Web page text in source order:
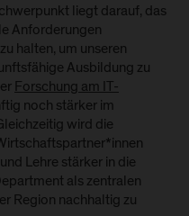
liegt darauf, das
Anforderungen
halten, um unseren
Ausbildung zu
Forschung am IT-
noch stärker im
wird die
Lehre stärker in die
als zentralen
Region nachhaltig zu